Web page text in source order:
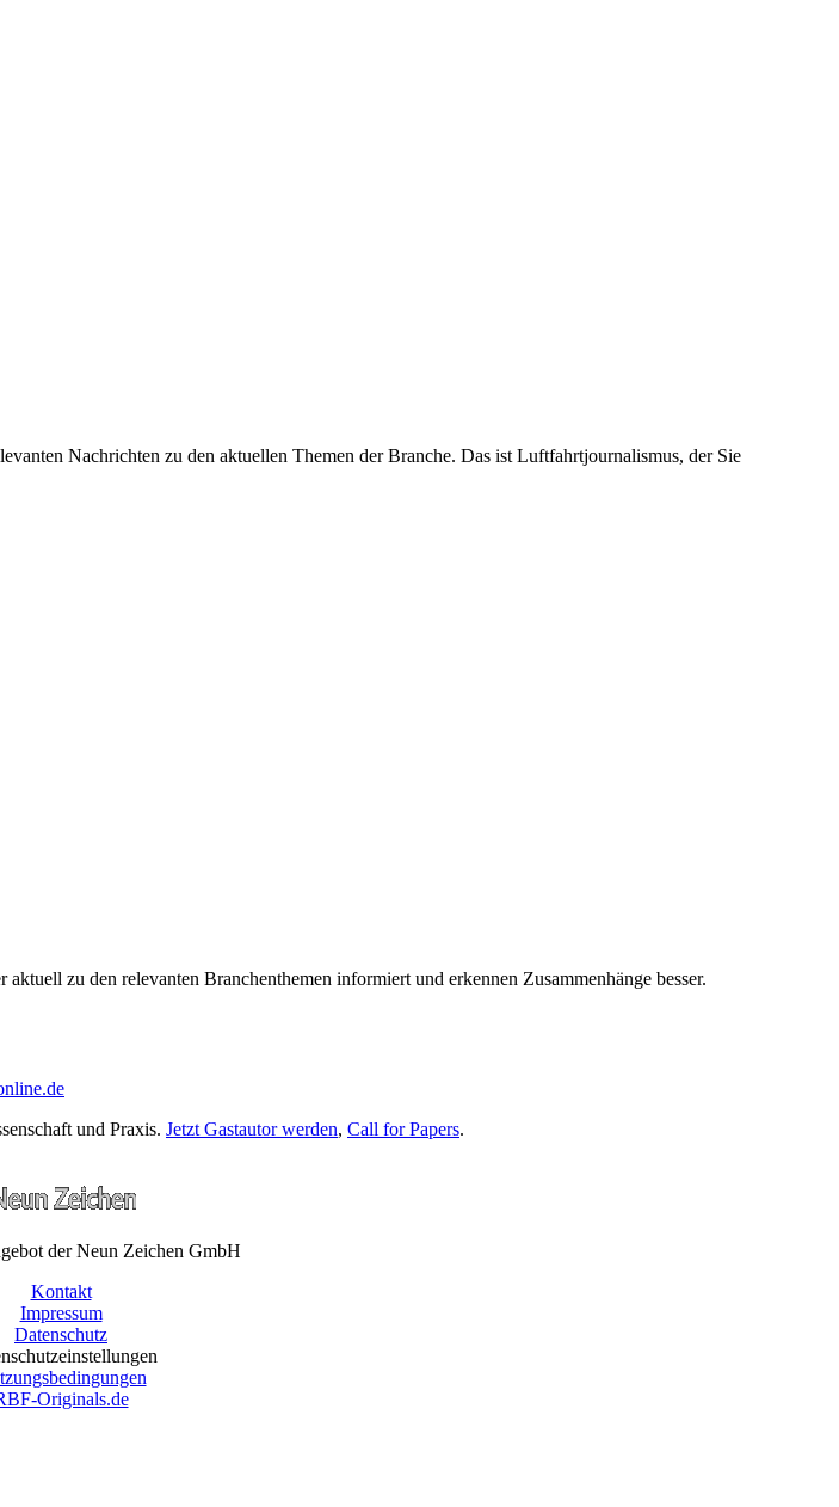
Nachrichten zu den aktuellen Themen der Branche. Das ist Luftfahrtjournalismus, der Sie
zu den relevanten Branchenthemen informiert und erkennen Zusammenhänge besser.
und Praxis. Jetzt Gastautor werden, Call for Papers.
der Neun Zeichen GmbH
Kontakt
Impressum
Datenschutz
Originals.de